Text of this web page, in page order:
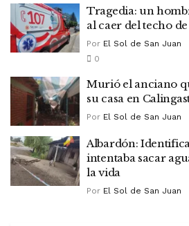
Tragedia: un
al caer del techo
Por El Sol de San Juan
0
Murió el anciano
su casa en
Por El Sol de San Juan
Albardón:
intentaba sacar
la vida
Por El Sol de San Juan